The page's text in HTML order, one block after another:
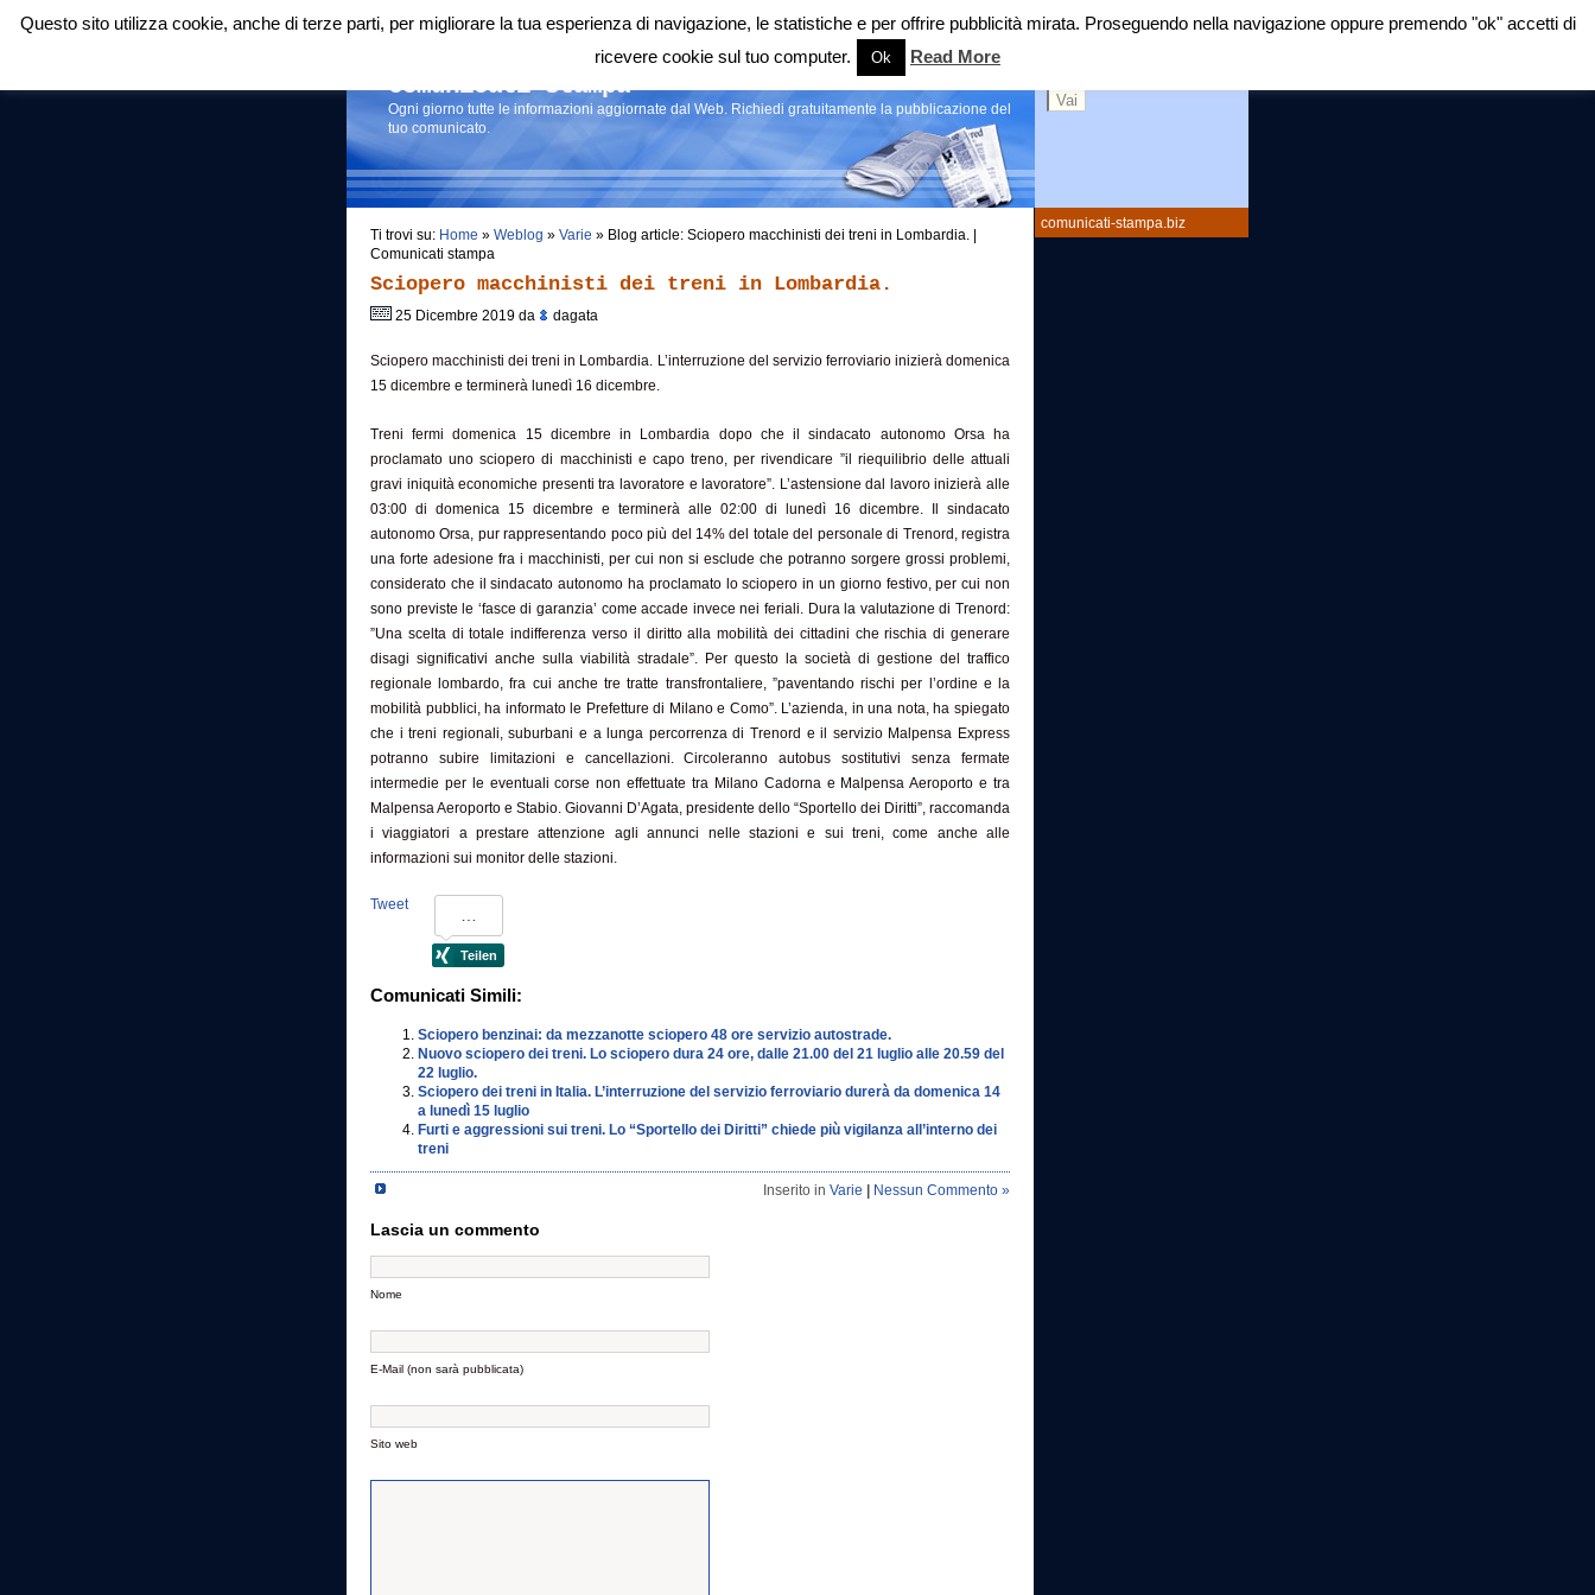
comunicati-stampa.biz
Login |RSS |
Comunicati stampa
Ogni giorno tutte le informazioni aggiornate dal Web. Richiedi gratuitamente la pubblicazione del
tuo comunicato.
Ti trovi su: Home » Weblog » Varie » Blog article: Sciopero macchinisti dei treni in Lombardia. |
Comunicati stampa
Sciopero macchinisti dei treni in Lombardia.
25 Dicembre 2019 da dagata
Sciopero macchinisti dei treni in Lombardia. L’interruzione del servizio ferroviario inizierà domenica
15 dicembre e terminerà lunedì 16 dicembre.
Treni fermi domenica 15 dicembre in Lombardia dopo che il sindacato autonomo Orsa ha
proclamato uno sciopero di macchinisti e capo treno, per rivendicare ”il riequilibrio delle attuali
gravi iniquità economiche presenti tra lavoratore e lavoratore”. L’astensione dal lavoro inizierà alle
03:00 di domenica 15 dicembre e terminerà alle 02:00 di lunedì 16 dicembre. Il sindacato
autonomo Orsa, pur rappresentando poco più del 14% del totale del personale di Trenord, registra
una forte adesione fra i macchinisti, per cui non si esclude che potranno sorgere grossi problemi,
considerato che il sindacato autonomo ha proclamato lo sciopero in un giorno festivo, per cui non
sono previste le ‘fasce di garanzia’ come accade invece nei feriali. Dura la valutazione di Trenord:
”Una scelta di totale indifferenza verso il diritto alla mobilità dei cittadini che rischia di generare
disagi significativi anche sulla viabilità stradale”. Per questo la società di gestione del traffico
regionale lombardo, fra cui anche tre tratte transfrontaliere, ”paventando rischi per l’ordine e la
mobilità pubblici, ha informato le Prefetture di Milano e Como”. L’azienda, in una nota, ha spiegato
che i treni regionali, suburbani e a lunga percorrenza di Trenord e il servizio Malpensa Express
potranno subire limitazioni e cancellazioni. Circoleranno autobus sostitutivi senza fermate
intermedie per le eventuali corse non effettuate tra Milano Cadorna e Malpensa Aeroporto e tra
Malpensa Aeroporto e Stabio. Giovanni D’Agata, presidente dello “Sportello dei Diritti”, raccomanda
i viaggiatori a prestare attenzione agli annunci nelle stazioni e sui treni, come anche alle
informazioni sui monitor delle stazioni.
Tweet
Comunicati Simili:
Sciopero benzinai: da mezzanotte sciopero 48 ore servizio autostrade.
Nuovo sciopero dei treni. Lo sciopero dura 24 ore, dalle 21.00 del 21 luglio alle 20.59 del
22 luglio.
Sciopero dei treni in Italia. L’interruzione del servizio ferroviario durerà da domenica 14
a lunedì 15 luglio
Furti e aggressioni sui treni. Lo “Sportello dei Diritti” chiede più vigilanza all’interno dei
treni
Inserito in Varie Nessun Commento »
Lascia un commento
Nome
E-Mail (non sarà pubblicata)
Sito web
Questo sito utilizza cookie, anche di terze parti, per migliorare la tua esperienza di navigazione, le statistiche e per offrire pubblicità mirata. Proseguendo nella navigazione oppure premendo "ok" accetti di
ricevere cookie sul tuo computer.
Ok Read More